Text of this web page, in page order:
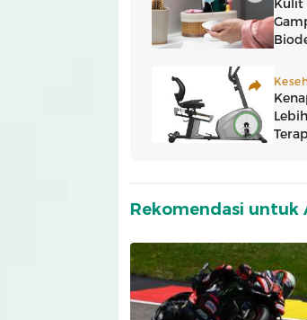
Rekomendasi untuk